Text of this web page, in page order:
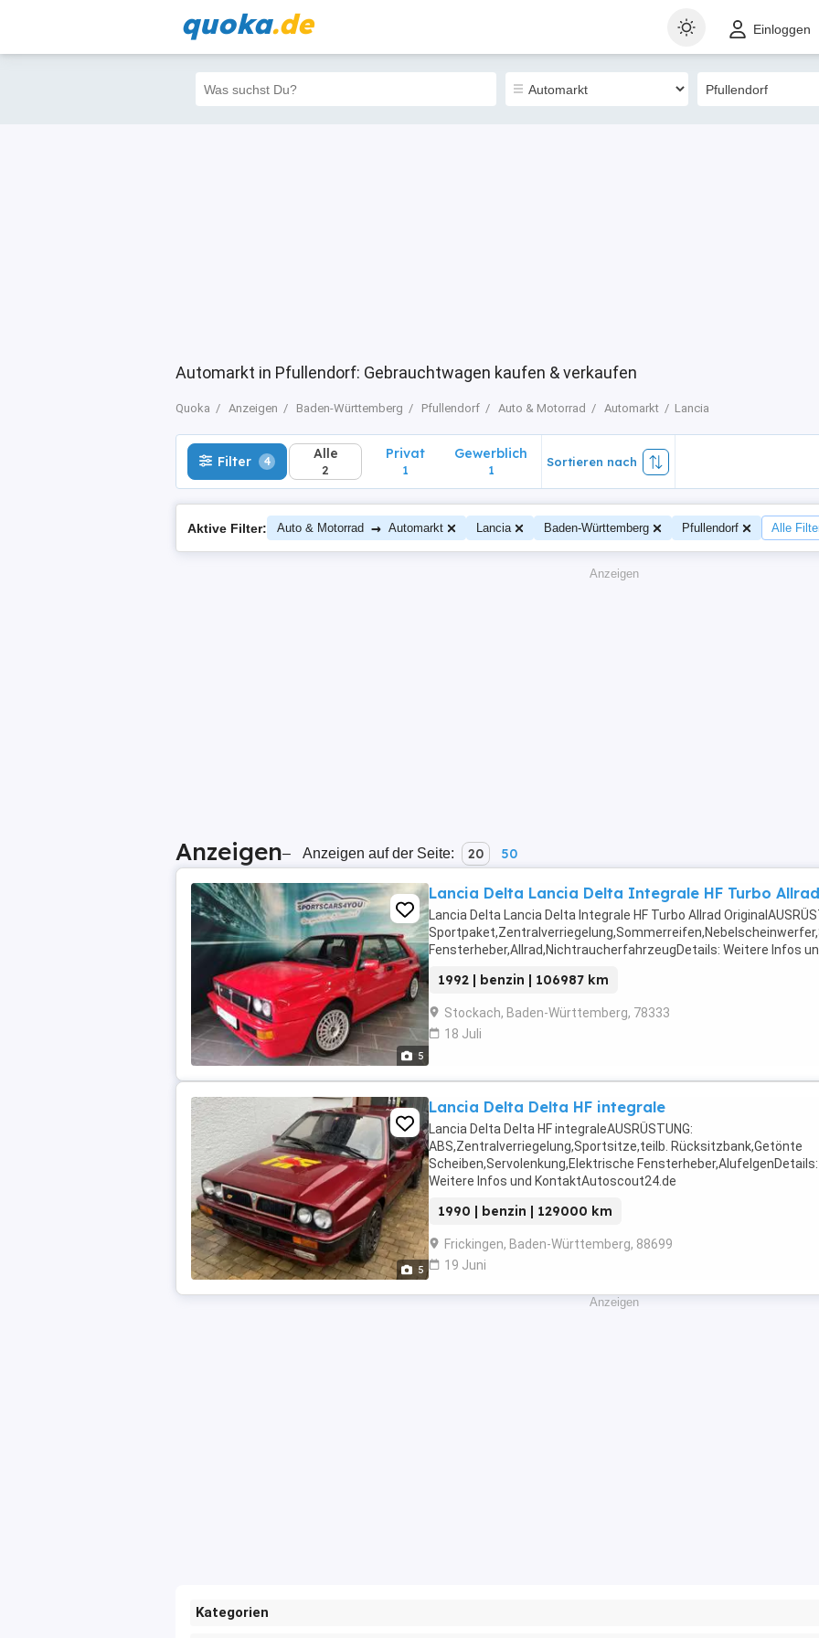
quoka.de Einloggen
Automarkt in Pfullendorf: Gebrauchtwagen kaufen & verkaufen
Quoka Anzeigen Baden-Württemberg Pfullendorf Auto & Motorrad Automarkt Lancia
Filter 4 Alle
2
Filter 4 Alle
2
Privat
1
Gewerblich
1
Sortieren nach
Aktive Filter: Auto & Motorrad → Automarkt Lancia Baden-Württemberg Pfullendorf Alle
Anzeigen
Anzeigen– Anzeigen auf der Seite: 20 50
5
Lancia Delta Lancia Delta Integrale HF Turbo Allrad
Lancia Delta Lancia Delta Integrale HF Turbo Allrad
Fensterheber,Allrad,NichtraucherfahrzeugDetails: Weitere Infos
1992 | benzin | 106987 km
Stockach, Baden-Württemberg, 78333
18 Juli
5
Lancia Delta Delta HF integrale
Lancia Delta Delta HF integraleAUSRÜSTUNG:
ABS,Zentralverriegelung,Sportsitze,teilb. Rücksitzbank,Getönte
Scheiben,Servolenkung,Elektrische Fensterheber,AlufelgenDetails:
Weitere Infos und KontaktAutoscout24.de
1990 | benzin | 129000 km
Frickingen, Baden-Württemberg, 88699
19 Juni
Anzeigen
Kategorien